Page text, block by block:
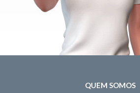
QUEM SOMOS